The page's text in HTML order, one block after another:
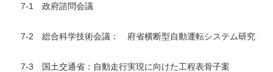
7-1 政府諮問会議
7-2 総合科学技術会議： 府省横断型自動運転システム研究
7-3 国土交通省：自動走行実現に向けた工程表骨子案